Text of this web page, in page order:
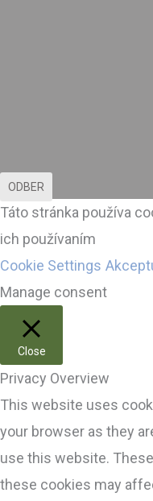
ODBER
Táto stránka používa
ich používaním
Cookie Settings
Manage consent
Close
Privacy Overview
This website uses
your browser as they
use this website.
these cookies may